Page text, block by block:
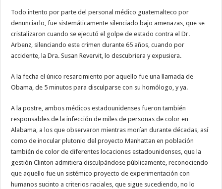
Todo intento por parte del personal médico guatemalteco por
denunciarlo, fue sistemáticamente silenciado bajo amenazas, que se
cristalizaron cuando se ejecutó el golpe de estado contra el Dr.
Arbenz, silenciando este crimen durante 65 años, cuando por
accidente, la Dra. Susan Revervit, lo descubriera y expusiera.
A la fecha el único resarcimiento por aquello fue una llamada de
Obama, de 5 minutos para disculparse con su homólogo, y ya.
A la postre, ambos médicos estadounidenses fueron también
responsables de la infección de miles de personas de color en
Alabama, a los que observaron mientras morían durante décadas, así
como de inocular plutonio del proyecto Manhattan en población
también de color de diferentes locaciones estadounidenses, que la
gestión Clinton admitiera disculpándose públicamente, reconociendo
que aquello fue un sistémico proyecto de experimentación con
humanos sucinto a criterios raciales, que sigue sucediendo, no lo